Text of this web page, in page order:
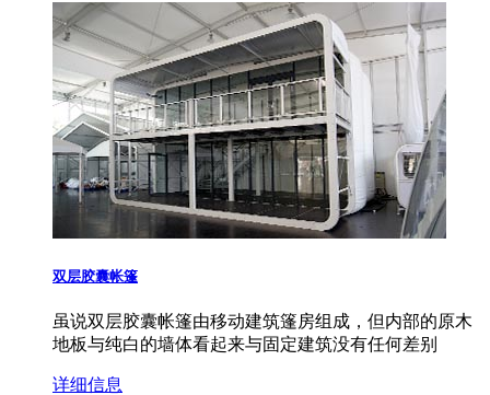
双层胶囊帐篷
虽说双层胶囊帐篷由移动建筑篷房组成，但内部的原木
地板与纯白的墙体看起来与固定建筑没有任何差别
详细信息